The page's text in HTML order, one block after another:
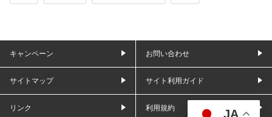
JA
キャンペーン お問い合わせ
サイトマップ サイト利用ガイド
リンク 利用規約